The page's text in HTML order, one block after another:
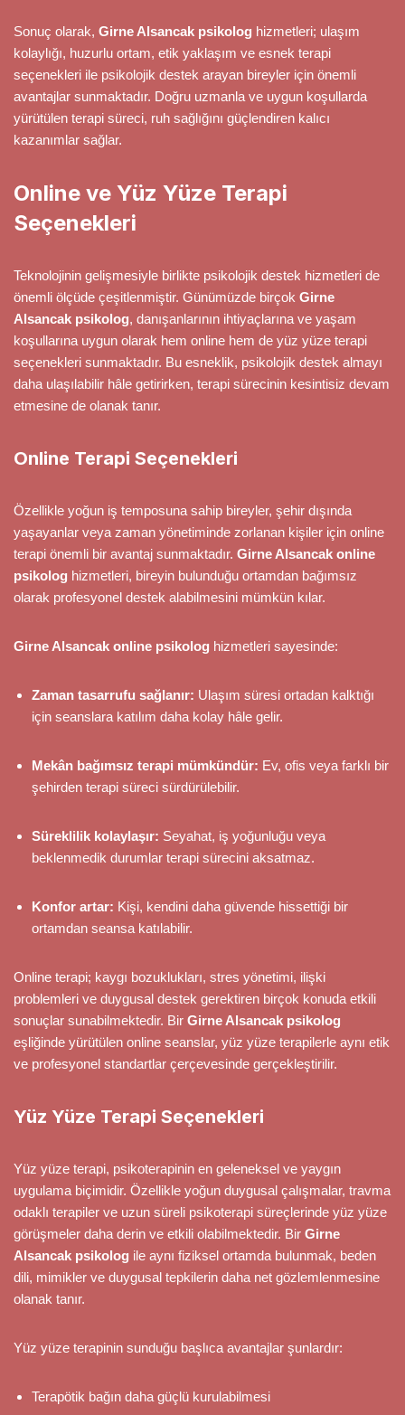
Sonuç olarak, Girne Alsancak psikolog hizmetleri; ulaşım
kolaylığı, huzurlu ortam, etik yaklaşım ve esnek terapi
seçenekleri ile psikolojik destek arayan bireyler için önemli
avantajlar sunmaktadır. Doğru uzmanla ve uygun koşullarda
yürütülen terapi süreci, ruh sağlığını güçlendiren kalıcı
kazanımlar sağlar.
Online ve Yüz Yüze Terapi
Seçenekleri
Teknolojinin gelişmesiyle birlikte psikolojik destek hizmetleri de
önemli ölçüde çeşitlenmiştir. Günümüzde birçok Girne
Alsancak psikolog, danışanlarının ihtiyaçlarına ve yaşam
koşullarına uygun olarak hem online hem de yüz yüze terapi
seçenekleri sunmaktadır. Bu esneklik, psikolojik destek almayı
daha ulaşılabilir hâle getirirken, terapi sürecinin kesintisiz devam
etmesine de olanak tanır.
Online Terapi Seçenekleri
Özellikle yoğun iş temposuna sahip bireyler, şehir dışında
yaşayanlar veya zaman yönetiminde zorlanan kişiler için online
terapi önemli bir avantaj sunmaktadır. Girne Alsancak online
psikolog hizmetleri, bireyin bulunduğu ortamdan bağımsız
olarak profesyonel destek alabilmesini mümkün kılar.
Girne Alsancak online psikolog hizmetleri sayesinde:
Zaman tasarrufu sağlanır: Ulaşım süresi ortadan kalktığı
için seanslara katılım daha kolay hâle gelir.
Mekân bağımsız terapi mümkündür: Ev, ofis veya farklı bir
şehirden terapi süreci sürdürülebilir.
Süreklilik kolaylaşır: Seyahat, iş yoğunluğu veya
beklenmedik durumlar terapi sürecini aksatmaz.
Konfor artar: Kişi, kendini daha güvende hissettiği bir
ortamdan seansa katılabilir.
Online terapi; kaygı bozuklukları, stres yönetimi, ilişki
problemleri ve duygusal destek gerektiren birçok konuda etkili
sonuçlar sunabilmektedir. Bir Girne Alsancak psikolog
eşliğinde yürütülen online seanslar, yüz yüze terapilerle aynı etik
ve profesyonel standartlar çerçevesinde gerçekleştirilir.
Yüz Yüze Terapi Seçenekleri
Yüz yüze terapi, psikoterapinin en geleneksel ve yaygın
uygulama biçimidir. Özellikle yoğun duygusal çalışmalar, travma
odaklı terapiler ve uzun süreli psikoterapi süreçlerinde yüz yüze
görüşmeler daha derin ve etkili olabilmektedir. Bir Girne
Alsancak psikolog ile aynı fiziksel ortamda bulunmak, beden
dili, mimikler ve duygusal tepkilerin daha net gözlemlenmesine
olanak tanır.
Yüz yüze terapinin sunduğu başlıca avantajlar şunlardır:
Terapötik bağın daha güçlü kurulabilmesi